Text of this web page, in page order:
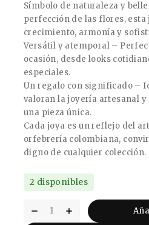
Símbolo de naturaleza y
perfección de las flores,
crecimiento, armonía y
Versátil y atemporal –
ocasión, desde looks
especiales.
Un regalo con significado –
valoran la joyería artesanal
una pieza única.
Cada joya es un reflejo del
orfebrería colombiana,
digno de cualquier colección.
2 disponibles